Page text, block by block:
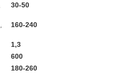
30-50
160-240
1,3
600
180-260